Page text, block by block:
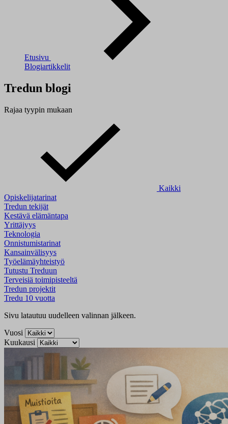
Etusivu
Blogiartikkelit
Tredun blogi
Rajaa tyypin mukaan
Kaikki
Opiskelijatarinat
Tredun tekijät
Kestävä elämäntapa
Yrittäjyys
Teknologia
Onnistumistarinat
Kansainvälisyys
Työelämäyhteistyö
Tutustu Treduun
Terveisiä toimipisteeltä
Tredun projektit
Tredu 10 vuotta
Sivu latautuu uudelleen valinnan jälkeen.
Vuosi
Kuukausi